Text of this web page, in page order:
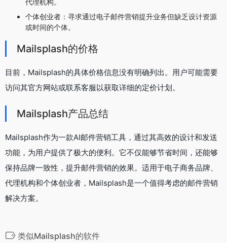
代理机构。
个体创业者：寻求通过电子邮件营销提升业务但缺乏设计资源
或时间的个体。
Mailsplash的价格
目前，Mailsplash的具体价格信息没有明确列出。用户可能需要
访问其官方网站或联系客服以获取详细的定价计划。
Mailsplash产品总结
Mailsplash作为一款AI邮件营销工具，通过其高效的设计和发送
功能，为用户提供了极大的便利。它不仅能够节省时间，还能够
保持品牌一致性，提升邮件营销的效果。适用于电子商务品牌、
代理机构和个体创业者，Mailsplash是一个值得考虑的邮件营销
解决方案。
类似Mailsplash的软件